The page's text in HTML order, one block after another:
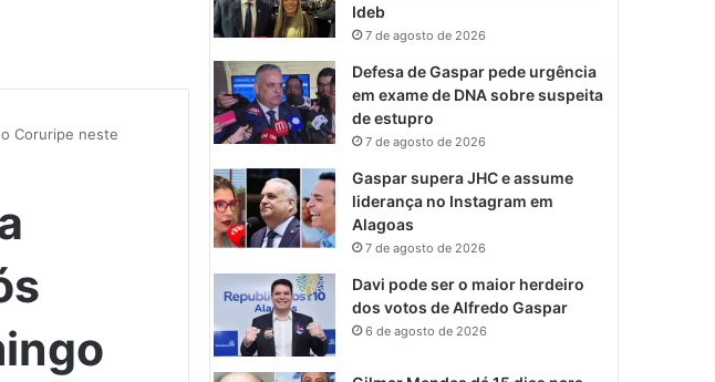
Coruripe neste
Ideb
7 de agosto de 2026
Defesa de Gaspar pede urgência
em exame de DNA sobre suspeita
de estupro
7 de agosto de 2026
Gaspar supera JHC e assume
liderança no Instagram em
Alagoas
7 de agosto de 2026
Davi pode ser o maior herdeiro
dos votos de Alfredo Gaspar
6 de agosto de 2026